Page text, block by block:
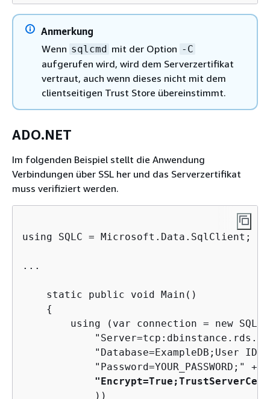
Anmerkung
Wenn sqlcmd mit der Option -C
aufgerufen wird, wird dem Serverzertifikat
vertraut, auch wenn dieses nicht mit dem
clientseitigen Trust Store übereinstimmt.
ADO.NET
Im folgenden Beispiel stellt die Anwendung
Verbindungen über SSL her und das Serverzertifikat
muss verifiziert werden.
using SQLC = Microsoft.Data.SqlClient;
...
    static public void Main()
{
using (var connection = new
"Database=ExampleDB;User
            "Password=YOUR_PASSWORD;" +
            ))